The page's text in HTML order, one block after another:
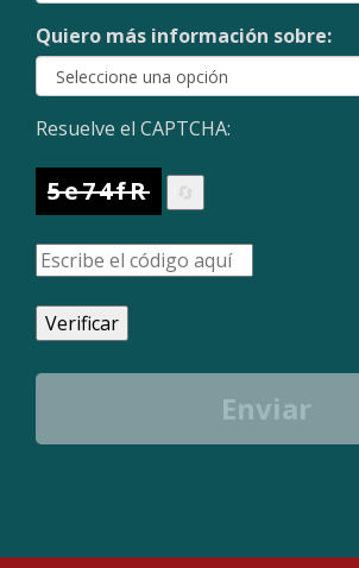
Quiero más información sobre:
Resuelve el CAPTCHA:
5e74fR
Verificar
Enviar